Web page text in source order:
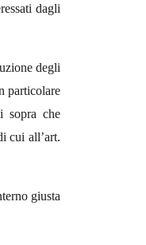
dagli
degli
particolare
sopra che
cui all’art.
giusta